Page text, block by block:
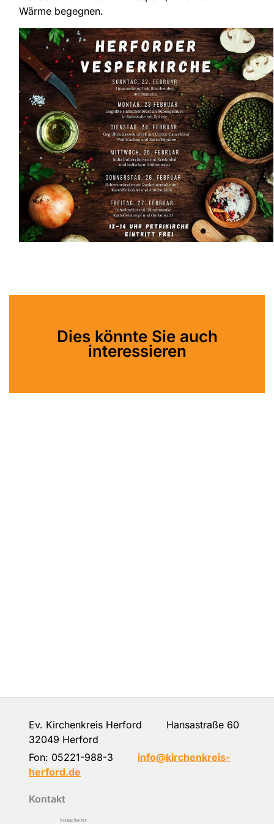
Wärme begegnen.
Dies könnte Sie auch
interessieren
Ev. Kirchenkreis Herford Hansastraße 60
32049 Herford
Fon: 05221-988-3
info@kirchenkreis-
herford.de
Kontakt